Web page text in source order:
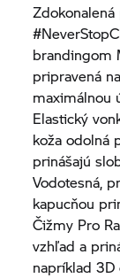
brandingom
pripravená
maximálnou
Elastický
koža odolná
prinášajú
Vodotesná,
kapucňou
Čižmy Pro
vzhľad a
napríklad 3D